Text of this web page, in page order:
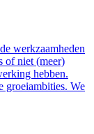
werkzaamheden
of niet (meer)
hebben.
groeiambities. We